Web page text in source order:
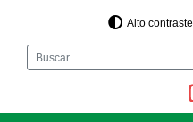
Alto contraste